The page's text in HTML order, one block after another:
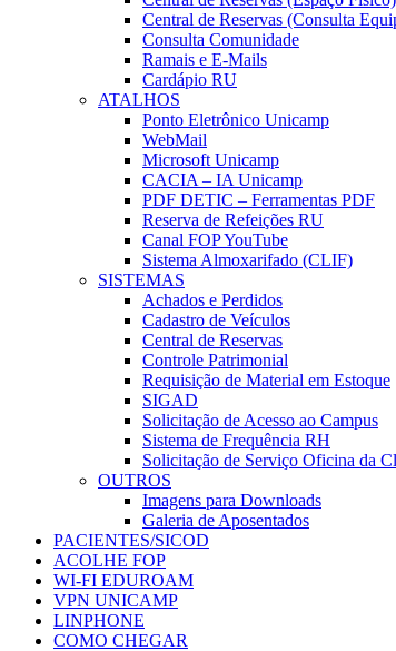
Central de Reservas (Consulta
Consulta Comunidade
Ramais e E-Mails
Cardápio RU
ATALHOS
Ponto Eletrônico Unicamp
WebMail
Microsoft Unicamp
CACIA – IA Unicamp
PDF DETIC – Ferramentas PDF
Reserva de Refeições RU
Canal FOP YouTube
Sistema Almoxarifado (CLIF)
SISTEMAS
Achados e Perdidos
Cadastro de Veículos
Central de Reservas
Controle Patrimonial
Requisição de Material em Estoque
SIGAD
Solicitação de Acesso ao Campus
Sistema de Frequência RH
Solicitação de Serviço Oficina da
OUTROS
Imagens para Downloads
Galeria de Aposentados
PACIENTES/SICOD
ACOLHE FOP
WI-FI EDUROAM
VPN UNICAMP
LINPHONE
COMO CHEGAR